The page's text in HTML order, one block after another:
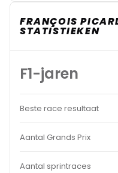
FRANÇOIS
STATISTIEKEN
F1-jaren
Beste race resultaat
Aantal Grands Prix
Aantal sprintraces